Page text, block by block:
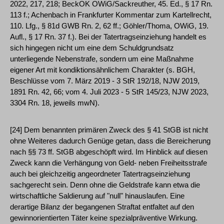
2022, 217, 218; BeckOK OWiG/Sackreuther, 45. Ed., § 17 Rn.
113 f.; Achenbach in Frankfurter Kommentar zum Kartellrecht,
110. Lfg., § 81d GWB Rn. 2, 62 ff.; Göhler/Thoma, OWiG, 19.
Aufl., § 17 Rn. 37 f.). Bei der Tatertragseinziehung handelt es
sich hingegen nicht um eine dem Schuldgrundsatz
unterliegende Nebenstrafe, sondern um eine Maßnahme
eigener Art mit kondiktionsähnlichem Charakter (s. BGH,
Beschlüsse vom 7. März 2019 - 3 StR 192/18, NJW 2019,
1891 Rn. 42, 66; vom 4. Juli 2023 - 5 StR 145/23, NJW 2023,
3304 Rn. 18, jeweils mwN).
[24] Dem benannten primären Zweck des § 41 StGB ist nicht
ohne Weiteres dadurch Genüge getan, dass die Bereicherung
nach §§ 73 ff. StGB abgeschöpft wird. Im Hinblick auf diesen
Zweck kann die Verhängung von Geld- neben Freiheitsstrafe
auch bei gleichzeitig angeordneter Tatertragseinziehung
sachgerecht sein. Denn ohne die Geldstrafe kann etwa die
wirtschaftliche Saldierung auf "null" hinauslaufen. Eine
derartige Bilanz der begangenen Straftat entfaltet auf den
gewinnorientierten Täter keine spezialpräventive Wirkung.